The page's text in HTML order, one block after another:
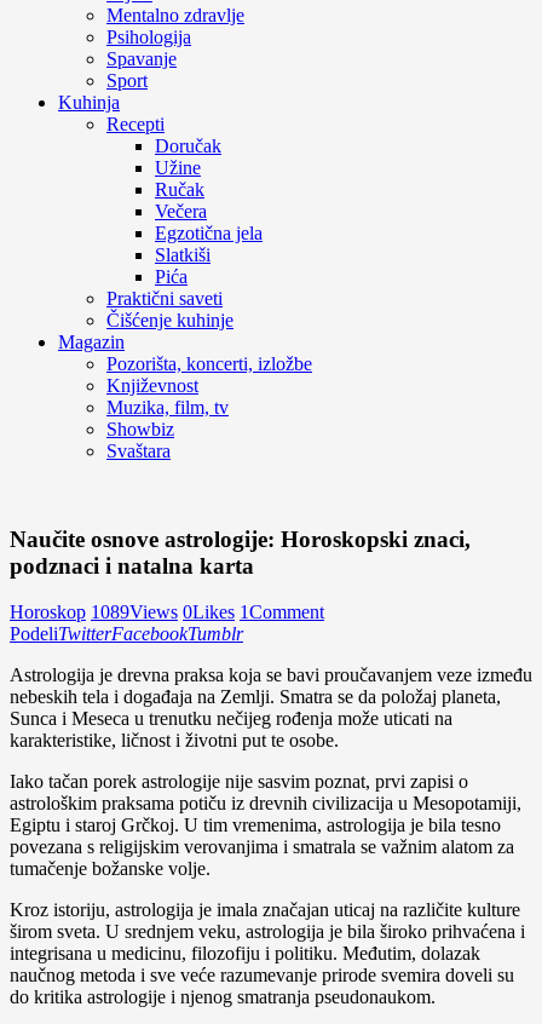
Mentalno zdravlje
Psihologija
Spavanje
Sport
Kuhinja
Recepti
Doručak
Užine
Ručak
Večera
Egzotična jela
Slatkiši
Pića
Praktični saveti
Čišćenje kuhinje
Magazin
Pozorišta, koncerti, izložbe
Književnost
Muzika, film, tv
Showbiz
Svaštara
Naučite osnove astrologije: Horoskopski znaci,
podznaci i natalna karta
Horoskop 1089Views 0Likes 1Comment
PodeliTwitterFacebookTumblr
Astrologija je drevna praksa koja se bavi proučavanjem veze između
nebeskih tela i događaja na Zemlji. Smatra se da položaj planeta,
Sunca i Meseca u trenutku nečijeg rođenja može uticati na
karakteristike, ličnost i životni put te osobe.
Iako tačan porek astrologije nije sasvim poznat, prvi zapisi o
astrološkim praksama potiču iz drevnih civilizacija u Mesopotamiji,
Egiptu i staroj Grčkoj. U tim vremenima, astrologija je bila tesno
povezana s religijskim verovanjima i smatrala se važnim alatom za
tumačenje božanske volje.
Kroz istoriju, astrologija je imala značajan uticaj na različite kulture
širom sveta. U srednjem veku, astrologija je bila široko prihvaćena i
integrisana u medicinu, filozofiju i politiku. Međutim, dolazak
naučnog metoda i sve veće razumevanje prirode svemira doveli su
do kritika astrologije i njenog smatranja pseudonaukom.